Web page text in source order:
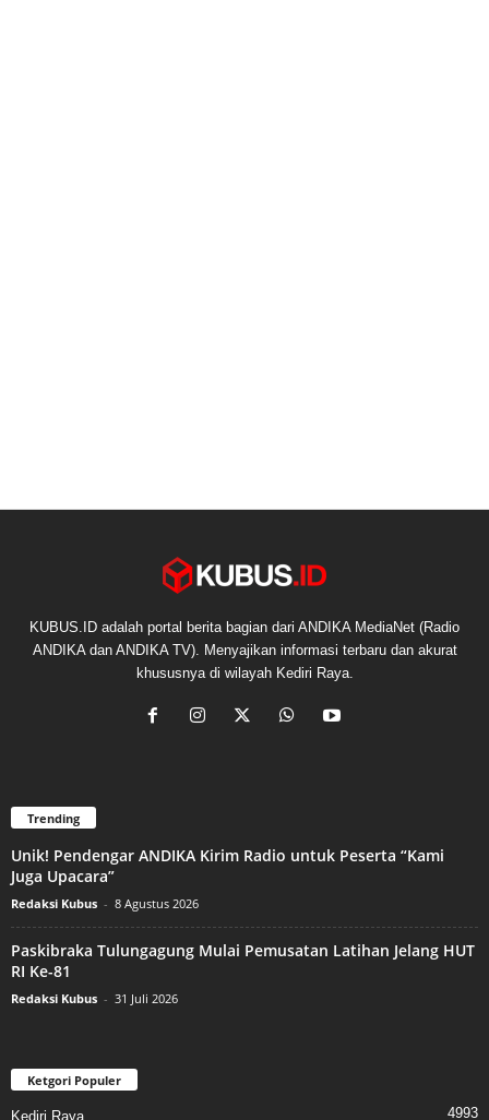
KUBUS.ID adalah portal berita bagian dari ANDIKA MediaNet (Radio
ANDIKA dan ANDIKA TV). Menyajikan informasi terbaru dan akurat
khususnya di wilayah Kediri Raya.
Trending
Unik! Pendengar ANDIKA Kirim Radio untuk Peserta “Kami
Juga Upacara”
Redaksi Kubus - 8 Agustus 2026
Paskibraka Tulungagung Mulai Pemusatan Latihan Jelang HUT
RI Ke-81
Redaksi Kubus - 31 Juli 2026
Ketgori Populer
Kediri Raya 4993